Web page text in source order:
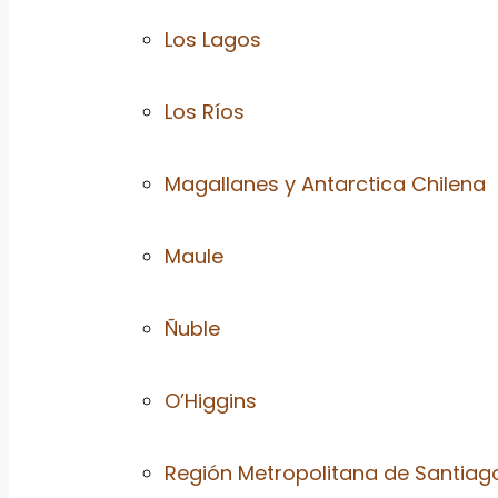
Los Lagos
Los Ríos
Magallanes y Antarctica Chilena
Maule
Ñuble
O’Higgins
Región Metropolitana de